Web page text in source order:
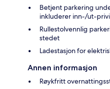
Betjent parkering
inkluderer inn-/ut-
Rullestolvennlig
stedet
Ladestasjon for
Annen informasjon
Røykfritt